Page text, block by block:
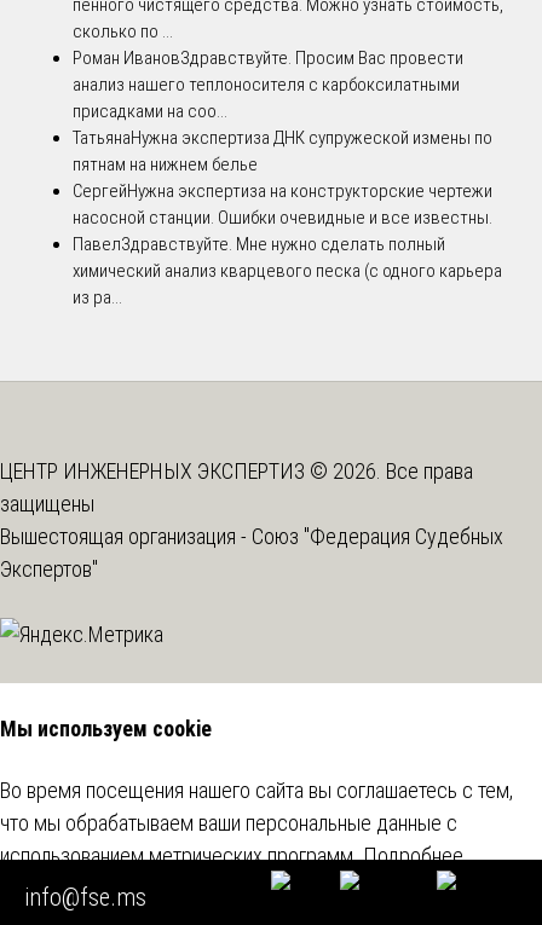
пенного чистящего средства. Можно узнать стоимость,
сколько по ...
Роман ИвановЗдравствуйте. Просим Вас провести
анализ нашего теплоносителя с карбоксилатными
присадками на соо...
ТатьянаНужна экспертиза ДНК супружеской измены по
пятнам на нижнем белье
СергейНужна экспертиза на конструкторские чертежи
насосной станции. Ошибки очевидные и все известны.
ПавелЗдравствуйте. Мне нужно сделать полный
химический анализ кварцевого песка (с одного карьера
из ра...
ЦЕНТР ИНЖЕНЕРНЫХ ЭКСПЕРТИЗ © 2026. Все права
защищены
Вышестоящая организация - Союз "Федерация Судебных
Экспертов"
info@fse.ms
Мы используем cookie
Во время посещения нашего сайта вы соглашаетесь с тем,
что мы обрабатываем ваши персональные данные с
использованием метрических программ.Подробнее